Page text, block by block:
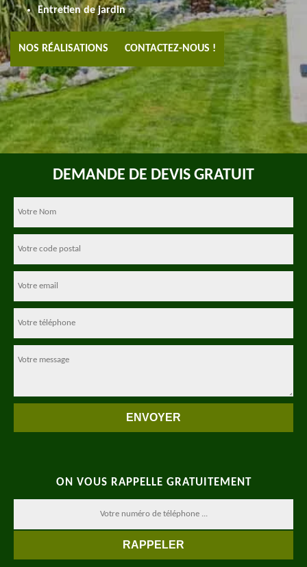
Entretien de jardin
NOS RÉALISATIONS CONTACTEZ-NOUS !
DEMANDE DE DEVIS GRATUIT
ON VOUS RAPPELLE GRATUITEMENT